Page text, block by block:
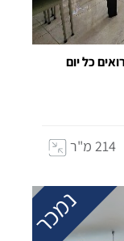
214 מ"ר
נמכר